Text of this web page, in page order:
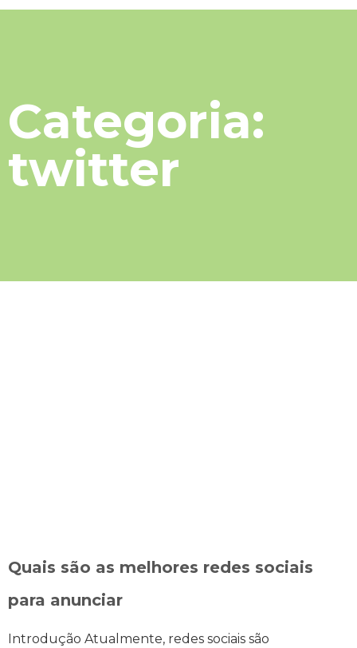
Categoria:
twitter
Quais são as melhores redes sociais
para anunciar
Introdução Atualmente, redes sociais são